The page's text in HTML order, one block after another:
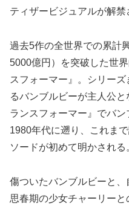
ティザービジュアルが解禁
過去5作の全世界での累計
5000億円）を突破した世
スフォーマー』。シリー
るバンブルビーが主人公
ランスフォーマー』でバ
1980年代に遡り、これま
ソードが初めて明かされる
傷ついたバンブルビーと
思春期の少女チャーリーと